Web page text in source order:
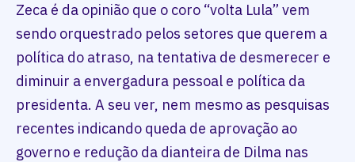
Zeca é da opinião que o coro “volta Lula” vem
sendo orquestrado pelos setores que querem a
política do atraso, na tentativa de desmerecer e
diminuir a envergadura pessoal e política da
presidenta. A seu ver, nem mesmo as pesquisas
recentes indicando queda de aprovação ao
governo e redução da dianteira de Dilma nas